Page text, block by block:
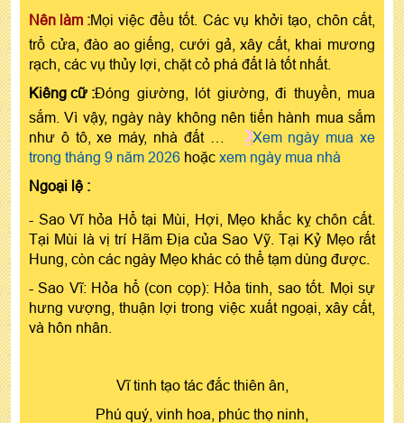
Nên làm :Mọi việc đều tốt. Các vụ khởi tạo, chôn cất,
trổ cửa, đào ao giếng, cưới gả, xây cất, khai mương
rạch, các vụ thủy lợi, chặt cỏ phá đất là tốt nhất.
Kiêng cữ :Đóng giường, lót giường, đi thuyền, mua
sắm. Vì vậy, ngày này không nên tiến hành mua sắm
như ô tô, xe máy, nhà đất …
Xem ngày mua xe
trong tháng 9 năm 2026 hoặc xem ngày mua nhà
Ngoại lệ :
- Sao Vĩ hỏa Hổ tại Mùi, Hợi, Mẹo khắc kỵ chôn cất.
Tại Mùi là vị trí Hãm Địa của Sao Vỹ. Tại Kỷ Mẹo rất
Hung, còn các ngày Mẹo khác có thể tạm dùng được.
- Sao Vĩ: Hỏa hổ (con cọp): Hỏa tinh, sao tốt. Mọi sự
hưng vượng, thuận lợi trong việc xuất ngoại, xây cất,
và hôn nhân.
Vĩ tinh tạo tác đắc thiên ân,
Phú quý, vinh hoa, phúc thọ ninh,